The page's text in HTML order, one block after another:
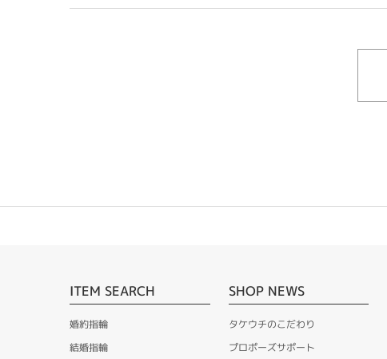
ITEM SEARCH
婚約指輪
結婚指輪
SHOP NEWS
タケウチのこだわり
プロポーズサポート